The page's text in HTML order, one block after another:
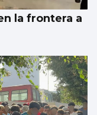
la frontera a